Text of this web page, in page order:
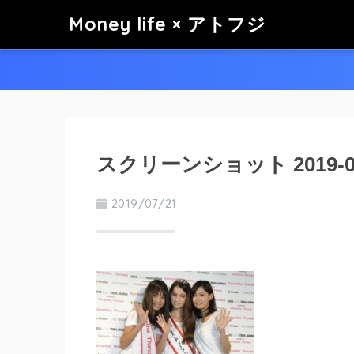
Money life × アトフジ
スクリーンショット 2019-
2019/07/21